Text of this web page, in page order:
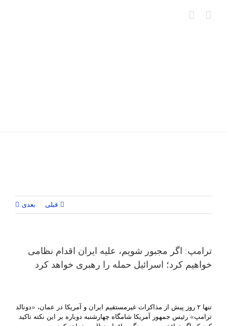
قبلی بعدی
ترامپ: اگر مجبور شویم، علیه ایران اقدام نظامی
خواهیم کرد؛ اسرائیل حمله را رهبری خواهد کرد
تنها ۲ روز پیش از مذاکرات غیرمستقیم ایران و آمریکا در عمان، «دونالد
ترامپ» رئیس جمهور آمریکا شامگاه چهارشنبه دوباره بر این نکته تاکید